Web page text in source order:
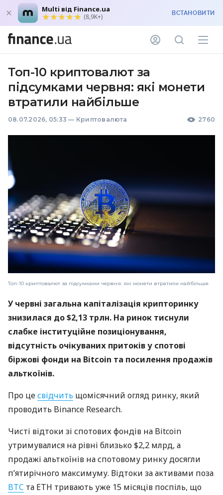
Multi від Finance.ua
(8,9K+) ВСТАНОВИТИ
Топ-10 криптовалют за
підсумками червня: які монети
втратили найбільше
08.07.2026, 05:33 — Криптовалюта 2760
Топ-10 криптовалют за підсумками червня: які монети втратили найбільше
У червні загальна капіталізація крипторинку
знизилася до $2,13 трлн. На ринок тиснули
слабке інституційне позиціонування,
відсутність очікуваних притоків у спотові
біржові фонди на Bitcoin та посилення продажів
альткоїнів.
Про цесвідчить щомісячний огляд ринку, який
проводить Binance Research.
Чисті відтоки зі спотових фондів на Bitcoin
утримувалися на рівні близько $2,2 млрд, а
продажі альткоїнів на спотовому ринку досягли
п’ятирічного максимуму. Відтоки за активами поза
BTC та ETH тривають уже 15 місяців поспіль, що